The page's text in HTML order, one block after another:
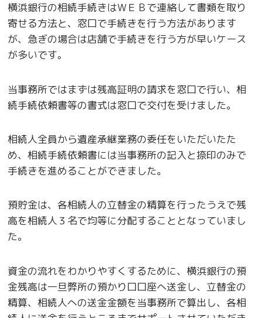
横浜銀行の相続手続きはＷＥＢで連絡して書類を取り
寄せる方法と、窓口で手続きを行う方法があります
が、急ぎの場合は店舗で手続きを行う方が早いケース
が多いです。
当事務所ではまずは残高証明の請求を窓口で行い、相
続手続依頼書等の書式は窓口で交付を受けました。
相続人全員から遺産承継業務の委任をいただいたた
め、相続手続依頼書には当事務所の記入と捺印のみで
手続きを進めることができました。
預貯金は、各相続人の立替金の精算を行ったうえで残
高を相続人３名で均等に分配することとなっていまし
た。
資金の流れをわかりやすくするために、横浜銀行の預
金残高は一旦弊所の預かり口口座へ送金し、立替金の
精算、相続人への送金金額を当事務所で算出し、各相